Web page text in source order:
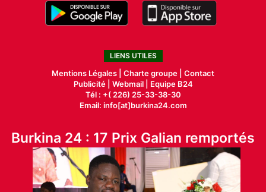
LIENS UTILES
Mentions Légales | Charte groupe | Contact
Publicité| Webmail |
Equipe B24
Tél : +( 226) 25-33-38-30
Email: info[at]burkina24.com
Burkina 24 : 17 Prix Galian remportés